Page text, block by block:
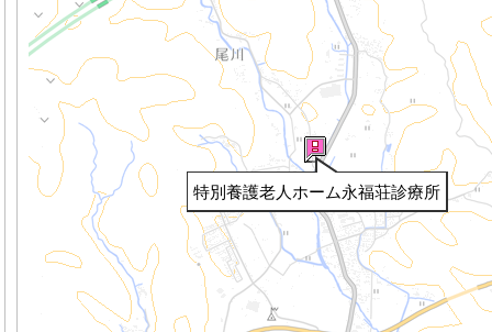
特別養護老人ホーム永福荘診療所